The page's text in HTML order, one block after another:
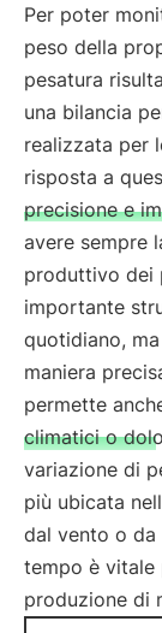
Per poter
peso della
pesatura
una bilancia
realizzata per
risposta a
precisione e
avere sempre
produttivo dei
importante
quotidiano,
maniera
permette
climatici o
variazione di
più ubicata
dal vento o da
tempo è vitale
produzione di